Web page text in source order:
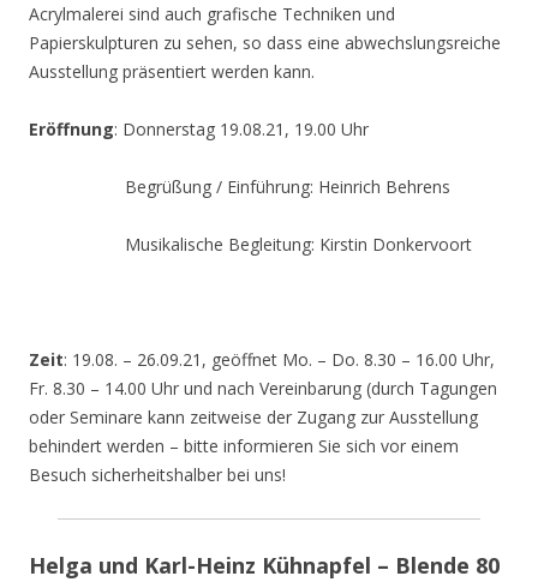
Acrylmalerei sind auch grafische Techniken und
Papierskulpturen zu sehen, so dass eine abwechslungsreiche
Ausstellung präsentiert werden kann.
Eröffnung: Donnerstag 19.08.21, 19.00 Uhr
Begrüßung / Einführung: Heinrich Behrens
Musikalische Begleitung: Kirstin Donkervoort
Zeit: 19.08. – 26.09.21, geöffnet Mo. – Do. 8.30 – 16.00 Uhr,
Fr. 8.30 – 14.00 Uhr und nach Vereinbarung (durch Tagungen
oder Seminare kann zeitweise der Zugang zur Ausstellung
behindert werden – bitte informieren Sie sich vor einem
Besuch sicherheitshalber bei uns!
Helga und Karl-Heinz Kühnapfel – Blende 80